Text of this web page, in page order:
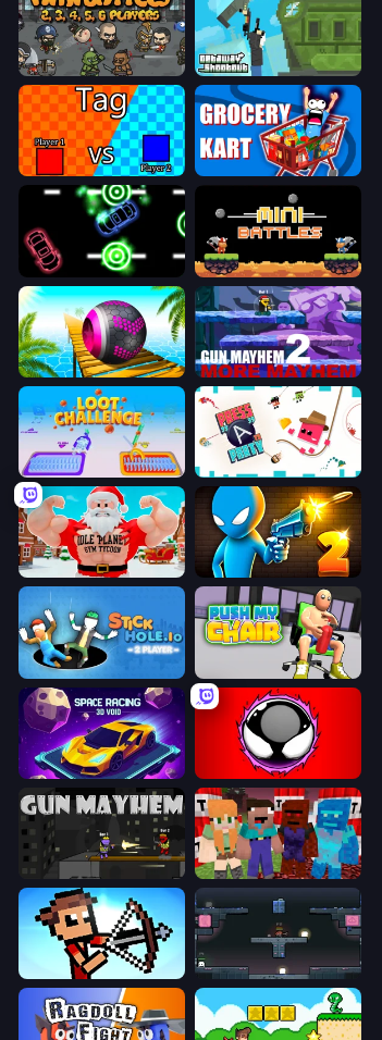
MiniBattles Getaway Shootout
2 Player Tag Grocery Kart
Glowit - Two Players 12 MiniBattles
Rolling Balls Sea Race Gun Mayhem 2
Loot Challenge Press A to Party
Idle Planet: Gym Tycoon Drunken Duel 2
Stickhole.io Push My Chair
Space Racing 3D: Void Splatmans
Gun Mayhem TNTcraft
Stick Archers Battle Arena